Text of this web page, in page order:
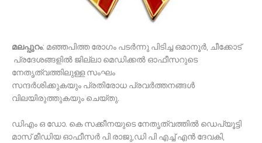
മലപ്പുറം: മഞ്ഞപിത്ത രോഗം പടര്‍ന്നു പിടിച്ച ഒമാനൂര്‍, ചീക്കോട്
പ്രദേശങ്ങളില്‍ ജില്ലാ മെഡിക്കല്‍ ഓഫീസറുടെ
നേതൃത്വത്തിലുള്ള സംഘം
സന്ദര്‍ശിക്കുകയും പ്രതിരോധ പ്രവര്‍ത്തനങ്ങള്‍
വിലയിരുത്തുകയും ചെയ്തു.
ഡിഎം ഒ ഡോ. കെ സക്കീനയുടെ നേതൃത്വത്തില്‍ ഡെപ്യൂട്ടി
മാസ് മീഡിയ ഓഫീസര്‍ പി രാജു,ഡി പി എച്ച് എന്‍ ദേവകി,